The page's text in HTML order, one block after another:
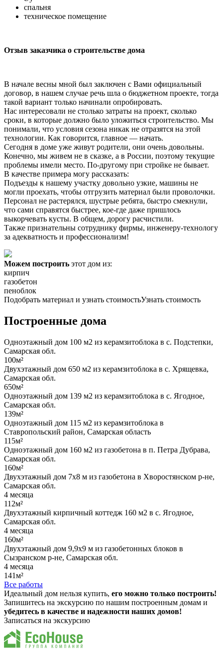
спальня
техническое помещение
Отзыв заказчика о строительстве дома
В начале весны мной был заключен с Вами официальный
договор, в нашем случае речь шла о бюджетном проекте, тогда
такой вариант только начинали опробировать.
Нас интересовали не столько затраты на проект, сколько
сроки, в которые должно было уложиться строительство. Мы
понимали, что условия сезона никак не отразятся на этой
технологии. Как говорится, главное — начать.
Сегодня в доме уже живут родители, они очень довольны.
Конечно, мы живем не в сказке, а в России, поэтому текущие
проблемы имели место. По-другому при стройке не бывает.
В качестве примера могу рассказать:
Подъезды к нашему участку довольно узкие, машины не
могли проехать, чтобы отгрузить материал были проволочки.
Персонал не растерялся, шустрые ребята, быстро смекнули,
что сами справятся быстрее, кое-где даже пришлось
выкорчевать кусты. В общем, дорогу расчистили.
Также признательны сотруднику фирмы, инженеру-технологу
за адекватность и профессионализм!
Можем построить этот дом из:
кирпич
газобетон
пеноблок
Подобрать материал и узнать стоимостьУзнать стоимость
Построенные дома
Одноэтажный дом 100 м2 из керамзитоблока в с. Подстепки,
Самарская обл.
100м²
Двухэтажный дом 650 м2 из керамзитоблока в с. Хрящевка,
Самарская обл.
650м²
Одноэтажный дом 139 м2 из керамзитоблока в с. Ягодное,
Самарская обл.
139м²
Одноэтажный дом 115 м2 из керамзитоблока в
Ставропольский район, Самарская область
115м²
Одноэтажный дом 160 м2 из газобетона в п. Петра Дубрава,
Самарская обл.
160м²
Двухэтажный дом 7х8 м из газобетона в Хворостянском р-не,
Самарская обл.
4 месяца
112м²
Двухэтажный кирпичный коттедж 160 м2 в с. Ягодное,
Самарская обл.
4 месяца
160м²
Двухэтажный дом 9,9х9 м из газобетонных блоков в
Сызранском р-не, Самарская обл.
4 месяца
141м²
Все работы
Идеальный дом нельзя купить, его можно только построить!
Запишитесь на экскурсию по нашим построенным домам и
убедитесь в качестве и надежности наших домов!
Записаться на экскурсию